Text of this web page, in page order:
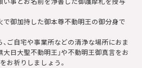
で御加持した御本尊不動明王の御分身で
ご自宅や事業所などの清浄な場所におま
大日大聖不動明王」や不動明王御真言をお
お祈りしましょう。